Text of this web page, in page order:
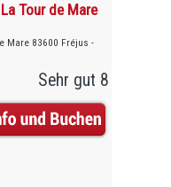
Tour de Mare
Mare 83600 Fréjus -
Sehr gut 8